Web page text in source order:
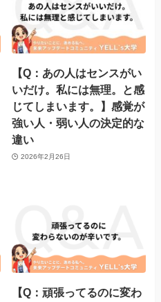
【Q：あの人はセンスがい
いだけ。私には無理。と感
じてしまいます。】感覚が
強い人・弱い人の決定的な
違い
2026年2月26日
【Q：頑張ってるのに変わ